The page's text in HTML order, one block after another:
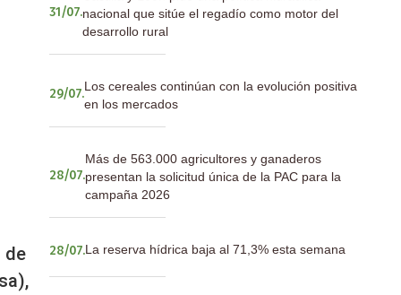
de
31/07.nacional que sitúe el regadío como motor del
desarrollo rural
29/07.
Los cereales continúan con la evolución positiva
en los mercados
28/07.
Más de 563.000 agricultores y ganaderos
presentan la solicitud única de la PAC para la
campaña 2026
28/07.La reserva hídrica baja al 71,3% esta semana